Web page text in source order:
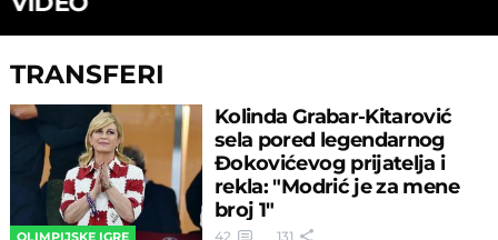
TRANSFERI
OLIMPIJSKE IGRE
Kolinda Grabar-Kitarović
sela pored legendarnog
Đokovićevog prijatelja i
rekla: "Modrić je za mene
broj 1"
42 131